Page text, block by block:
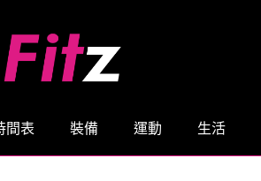
間表 裝備 運動 生活